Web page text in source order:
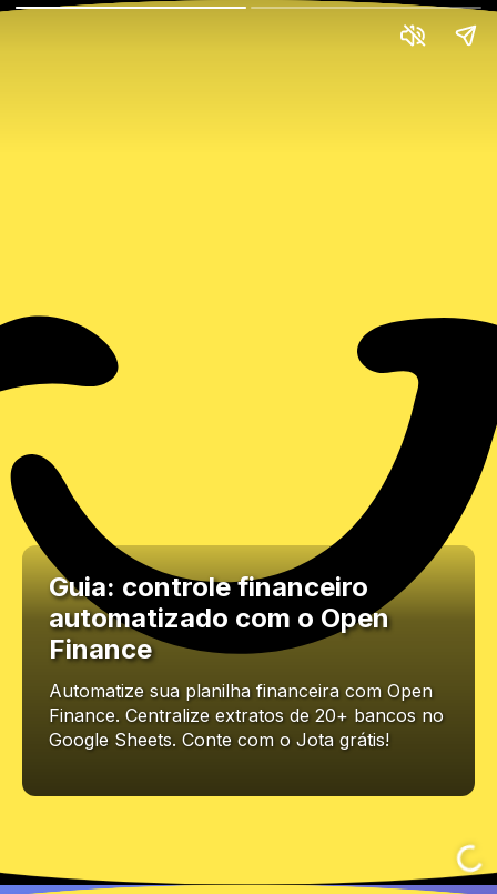
Guia: controle financeiro
automatizado com o Open
Finance
Automatize sua planilha financeira com Open
Finance. Centralize extratos de 20+ bancos no
Google Sheets. Conte com o Jota grátis!